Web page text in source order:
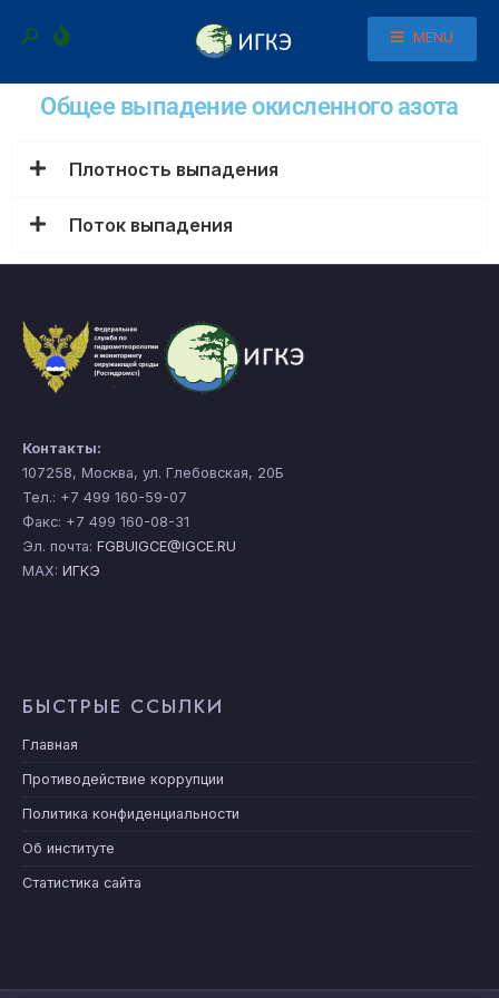
MENU
Общее выпадение окисленного азота
Плотность выпадения
Поток выпадения
Контакты:
107258, Москва, ул. Глебовская, 20Б
Тел.: +7 499 160-59-07
Факс: +7 499 160-08-31
Эл. почта: FGBUIGCE@IGCE.RU
MAX: ИГКЭ
БЫСТРЫЕ ССЫЛКИ
Главная
Противодействие коррупции
Политика конфиденциальности
Об институте
Статистика сайта